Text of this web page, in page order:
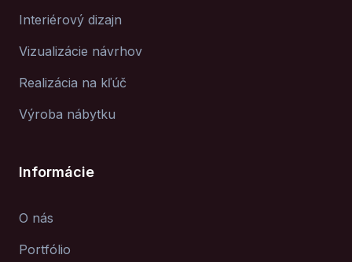
Interiérový dizajn
Vizualizácie návrhov
Realizácia na kľúč
Výroba nábytku
Informácie
O nás
Portfólio